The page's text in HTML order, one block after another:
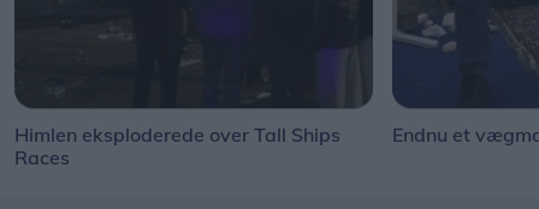
Himlen eksploderede over Tall Ships
Races
Endnu et